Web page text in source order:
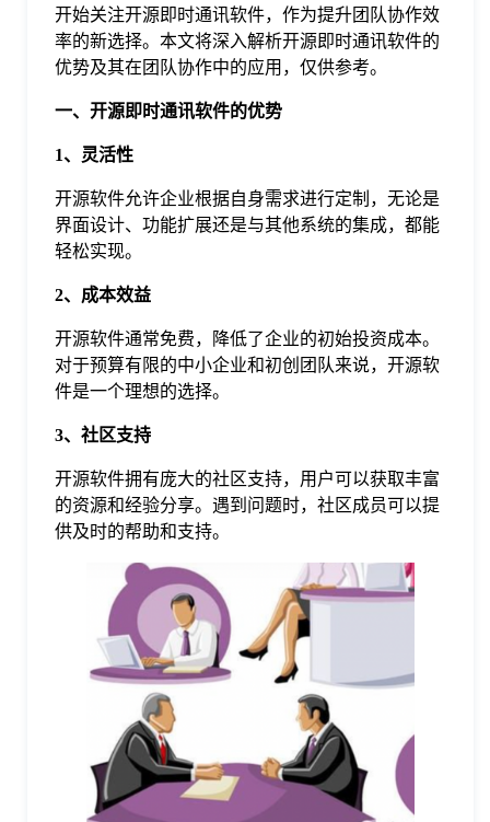
格
常
见
题
开始关注开源即时通讯软件，作为提升团队协作效
率的新选择。本文将深入解析开源即时通讯软件的
优势及其在团队协作中的应用，仅供参考。
一、开源即时通讯软件的优势
1、灵活性
开源软件允许企业根据自身需求进行定制，无论是
界面设计、功能扩展还是与其他系统的集成，都能
轻松实现。
2、成本效益
开源软件通常免费，降低了企业的初始投资成本。
对于预算有限的中小企业和初创团队来说，开源软
件是一个理想的选择。
3、社区支持
开源软件拥有庞大的社区支持，用户可以获取丰富
的资源和经验分享。遇到问题时，社区成员可以提
供及时的帮助和支持。